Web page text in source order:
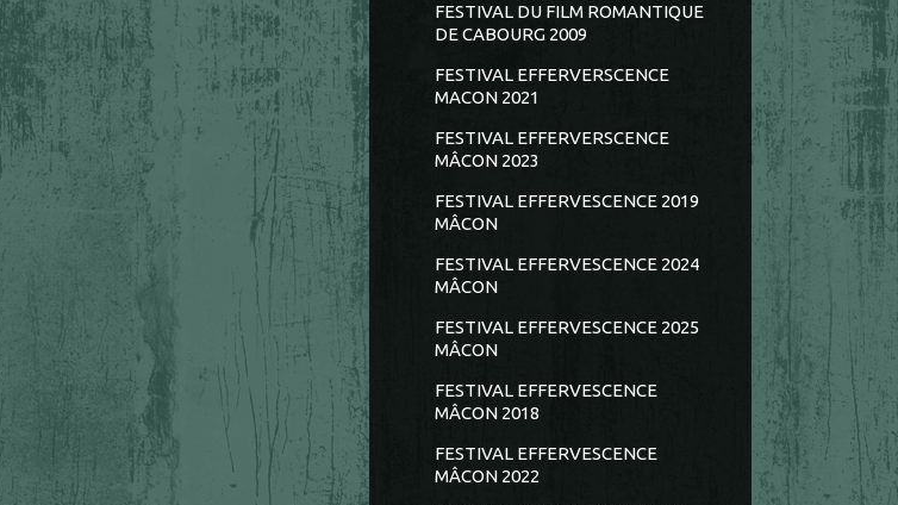
FESTIVAL DU FILM ROMANTIQUE
DE CABOURG 2009
FESTIVAL EFFERVERSCENCE
MACON 2021
FESTIVAL EFFERVERSCENCE
MÂCON 2023
FESTIVAL EFFERVESCENCE 2019
MÂCON
FESTIVAL EFFERVESCENCE 2024
MÂCON
FESTIVAL EFFERVESCENCE 2025
MÂCON
FESTIVAL EFFERVESCENCE
MÂCON 2018
FESTIVAL EFFERVESCENCE
MÂCON 2022